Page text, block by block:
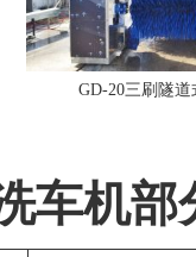
GD-20三刷隧
车机部